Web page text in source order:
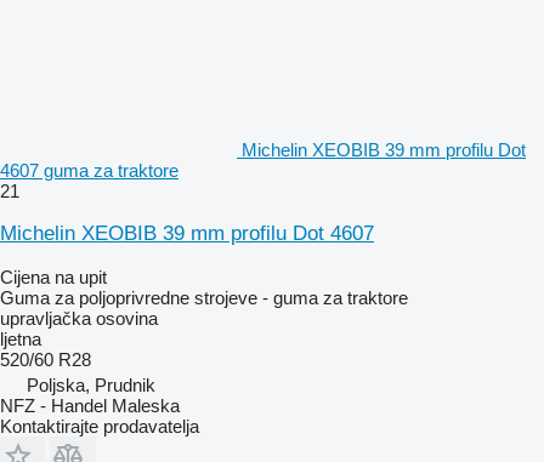
Michelin XEOBIB 39 mm profilu Dot
4607 guma za traktore
21
Michelin XEOBIB 39 mm profilu Dot 4607
Cijena na upit
Guma za poljoprivredne strojeve - guma za traktore
upravljačka osovina
ljetna
520/60 R28
Poljska, Prudnik
NFZ - Handel Maleska
Kontaktirajte prodavatelja